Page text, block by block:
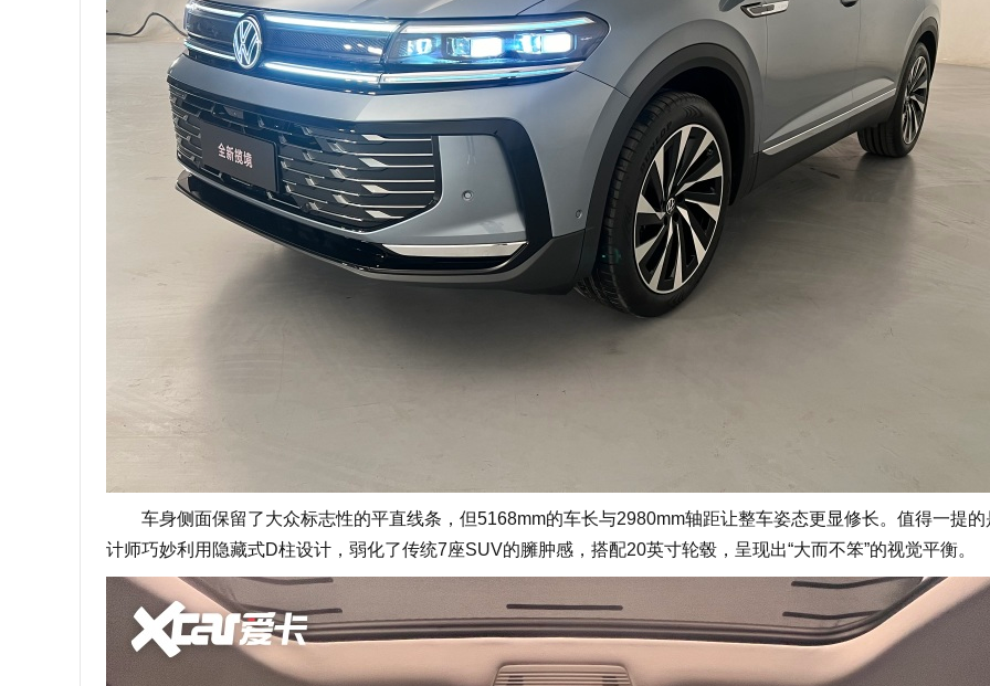
车身侧面保留了大众标志性的平直线条，但5168mm的车长与2980mm轴距让整车姿态更显修长。值得一提的
计师巧妙利用隐藏式D柱设计，弱化了传统7座SUV的臃肿感，搭配20英寸轮毂，呈现出“大而不笨”的视觉平衡。